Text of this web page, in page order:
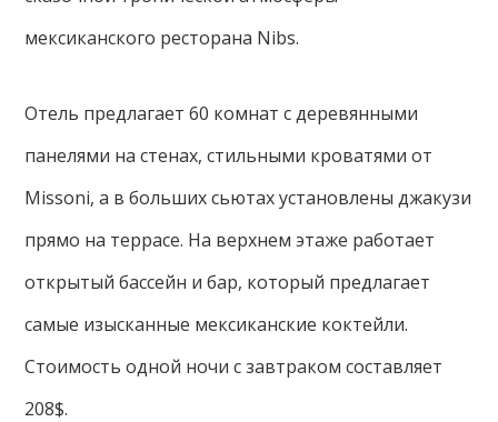
мексиканского ресторана Nibs.
Отель предлагает 60 комнат с деревянными
панелями на стенах, стильными кроватями от
Missoni, а в больших сьютах установлены джакузи
прямо на террасе. На верхнем этаже работает
открытый бассейн и бар, который предлагает
самые изысканные мексиканские коктейли.
Стоимость одной ночи с завтраком составляет
208$.